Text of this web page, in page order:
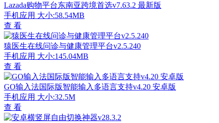
Lazada购物平台东南亚跨境首选v7.63.2 最新版
手机应用 大小:58.54MB
查 看
猿医生在线问诊与健康管理平台v2.5.240
手机应用 大小:145.04MB
查 看
GO输入法国际版智能输入多语言支持v4.20 安卓版
手机应用 大小:32.5M
查 看